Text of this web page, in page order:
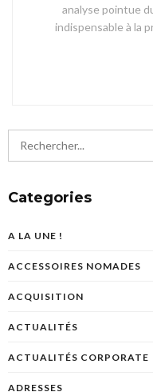
analyse pointue
indispensable à la
Categories
A LA UNE !
ACCESSOIRES NOMADES
ACQUISITION
ACTUALITÉS
ACTUALITÉS CORPORATE
ADRESSES